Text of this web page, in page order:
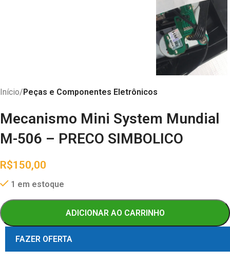
Início Peças e Componentes Eletrônicos
Mecanismo Mini System Mundial
M-506 – PRECO SIMBOLICO
R$150,00
1 em estoque
ADICIONAR AO CARRINHO
FAZER OFERTA